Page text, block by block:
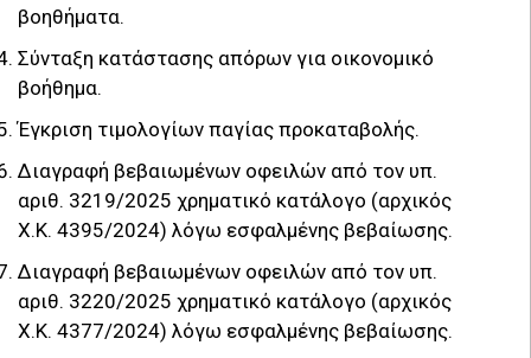
βοηθήματα.
Σύνταξη κατάστασης απόρων για οικονομικό
βοήθημα.
Έγκριση τιμολογίων παγίας προκαταβολής.
Διαγραφή βεβαιωμένων οφειλών από τον υπ.
αριθ. 3219/2025 χρηματικό κατάλογο (αρχικός
Χ.Κ. 4395/2024) λόγω εσφαλμένης βεβαίωσης.
Διαγραφή βεβαιωμένων οφειλών από τον υπ.
αριθ. 3220/2025 χρηματικό κατάλογο (αρχικός
Χ.Κ. 4377/2024) λόγω εσφαλμένης βεβαίωσης.